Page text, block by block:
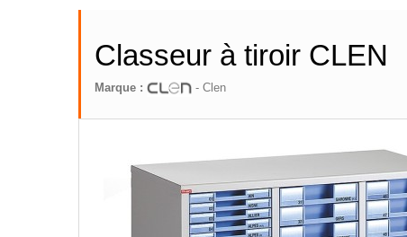
Classeur à tiroir CLEN
Marque : - Clen